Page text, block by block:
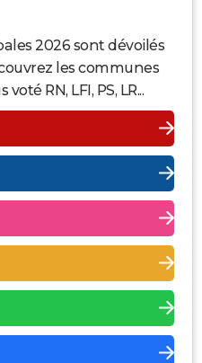
2026 sont dévoilés
les communes
RN, LFI, PS, LR...